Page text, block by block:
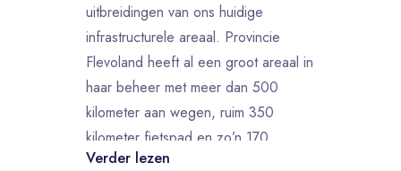
uitbreidingen van ons huidige
infrastructurele areaal. Provincie
Flevoland heeft al een groot areaal in
haar beheer met meer dan 500
kilometer aan wegen, ruim 350
kilometer fietspad en zo’n 170
kilometer vaarweg. Daarbij komen
Verder lezen